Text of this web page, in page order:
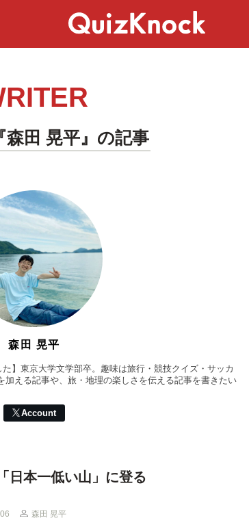
森田 晃平』の記事
森田 晃平
】東京大学文学部卒。趣味は旅行・競技クイズ・サッカ
加える記事や、旅・地理の楽しさを伝える記事を書きたい
Account
日本一低い山」に登る
森田 晃平